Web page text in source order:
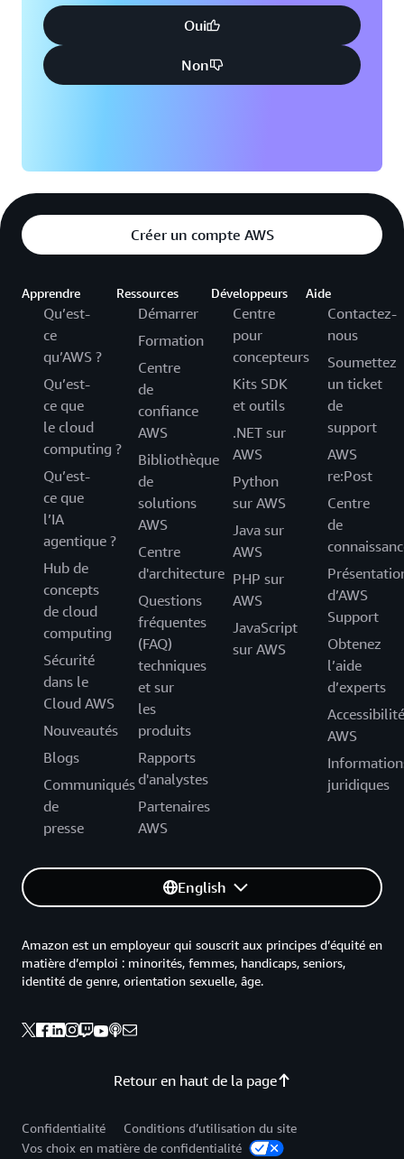
Oui
Non
Créer un compte AWS
Apprendre
Qu’est-
ce
qu’AWS ?
Qu’est-
ce que
le cloud
computing ?
Qu’est-
ce que
l’IA
agentique ?
Hub de
concepts
de cloud
computing
Sécurité
dans le
Cloud AWS
Nouveautés
Blogs
Communiqués
de
presse
Ressources
Démarrer
Formation
Centre
de
confiance
AWS
Bibliothèque
de
solutions
AWS
Centre
d'architecture
Questions
fréquentes
(FAQ)
techniques
et sur
les
produits
Rapports
d'analystes
Partenaires
AWS
Développeurs
Centre
pour
concepteurs
Kits SDK
et outils
.NET sur
AWS
Python
sur AWS
Java sur
AWS
PHP sur
AWS
JavaScript
sur AWS
Aide
Contactez-
nous
Soumettez
un ticket
de
support
AWS
re:Post
Centre
de
d’AWS
Support
Obtenez
l’aide
d’experts
Accessibilité
AWS
juridiques
English
Retour en haut de la page
Amazon est un employeur qui souscrit aux principes d’équité en
matière d’emploi : minorités, femmes, handicaps, seniors,
identité de genre, orientation sexuelle, âge.
Confidentialité
Conditions d’utilisation du site
Vos choix en matière de confidentialité